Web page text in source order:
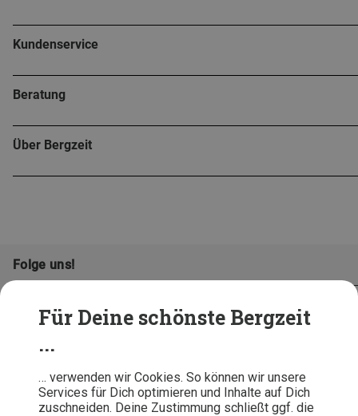
Für Deine schönste Bergzeit
...
… verwenden wir Cookies. So können wir unsere
Services für Dich optimieren und Inhalte auf Dich
zuschneiden. Deine Zustimmung schließt ggf. die
Kundenservice
Beratung
Über Bergzeit
Folge uns!